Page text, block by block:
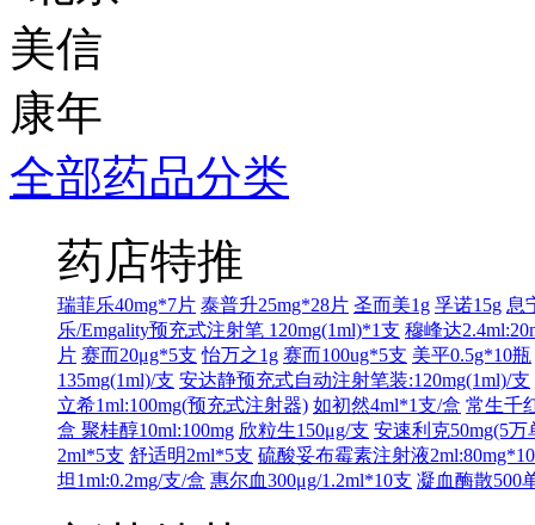
全部药品分类
药店特推
瑞菲乐40mg*7片 泰普升25mg*28片 圣而美1g 孚诺15g 息
乐/Emgality预充式注射笔 120mg(1ml)*1支 穆峰达
片 赛而20μg*5支 怡万之1g 赛而100ug*5支 美平0.5g*10瓶
135mg(1ml)/支 安达静预充式自动注射笔装:120mg(1ml)/支
立希1ml:100mg(预充式注射器) 如初然4ml*1支/盒 常生千
盒 聚桂醇10ml:100mg 欣粒生150μg/支 安速利克50mg(5万
2ml*5支 舒适明2ml*5支 硫酸妥布霉素注射液
坦1ml:0.2mg/支/盒 惠尔血300μg/1.2ml*10支 凝血酶散500